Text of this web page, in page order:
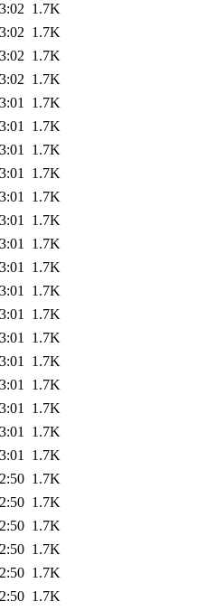
1.7K
1.7K
1.7K
1.7K
1.7K
1.7K
1.7K
1.7K
1.7K
1.7K
1.7K
1.7K
1.7K
1.7K
1.7K
1.7K
1.7K
1.7K
1.7K
1.7K
1.7K
1.7K
1.7K
1.7K
1.7K
1.7K